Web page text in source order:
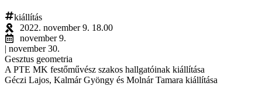
kiállítás
2022. november 9. 18.00
november 9.
| november 30.
Gesztus geometria
A PTE MK festőművész szakos hallgatóinak kiállítása
Géczi Lajos, Kalmár Gyöngy és Molnár Tamara kiállítása